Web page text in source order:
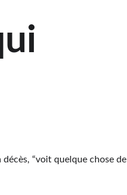
“voit quelque chose de